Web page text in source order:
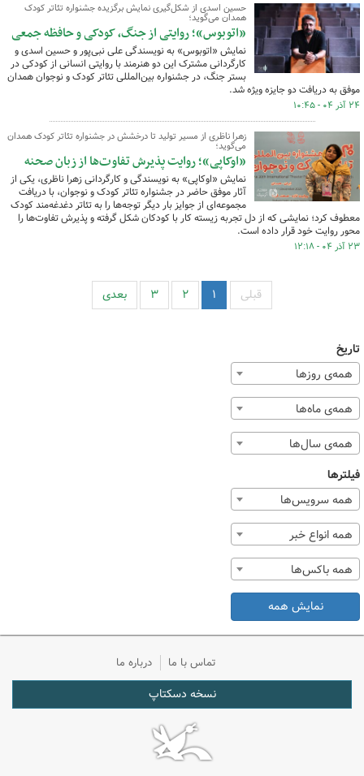
حسین اسدی از شکل‌گیری نمایش برگزیده جشنواره تئاتر کودک
همدان می‌گوید؛
«اتوبوس»؛ روایتی از جنگ، کودکی و حافظه جمعی
نمایش «اتوبوس» به نویسندگی علی نبی‌پور و حسین اسدی و
کارگردانی مشترک این دو هنرمند با روایتی انسانی از کودکی در
بستر جنگ، در جشنواره بین‌المللی تئاتر کودک و نوجوان همدان
موفق به دریافت دو جایزه ویژه شد.
۲۴ آذر ۰۴ - ۱۰:۴۵
زهرا ناظری از مسیر تولید تا درخشش در جشنواره تئاتر کودک همدان
می‌گوید؛
«اوکاپی»؛ روایت پذیرش تفاوت‌ها از زبان صحنه
نمایش «اوکاپی» به نویسندگی و کارگردانی زهرا ناظری، یکی از
آثار موفق حاضر در جشنواره تئاتر کودک و نوجوان، با دریافت
مجموعه‌ای از جوایز بار دیگر توجه‌ها را به تئاتر دغدغه‌مند کودک
معطوف کرد؛ نمایشی که از دل تجربه زیسته کار با کودکان شکل گرفته و پذیرش تفاوت‌ها را
محور روایت خود قرار داده است.
۲۳ آذر ۰۴ - ۱۲:۱۸
قبلی ۱ ۲ ۳ بعدی
تاریخ
همه‌ی روزها
همه‌ی ماه‌ها
همه‌ی سال‌ها
فیلترها
همه سرویس‌ها
همه انواع خبر
همه باکس‌ها
نمایش همه
تماس با ما درباره ما
نسخه دسکتاپ